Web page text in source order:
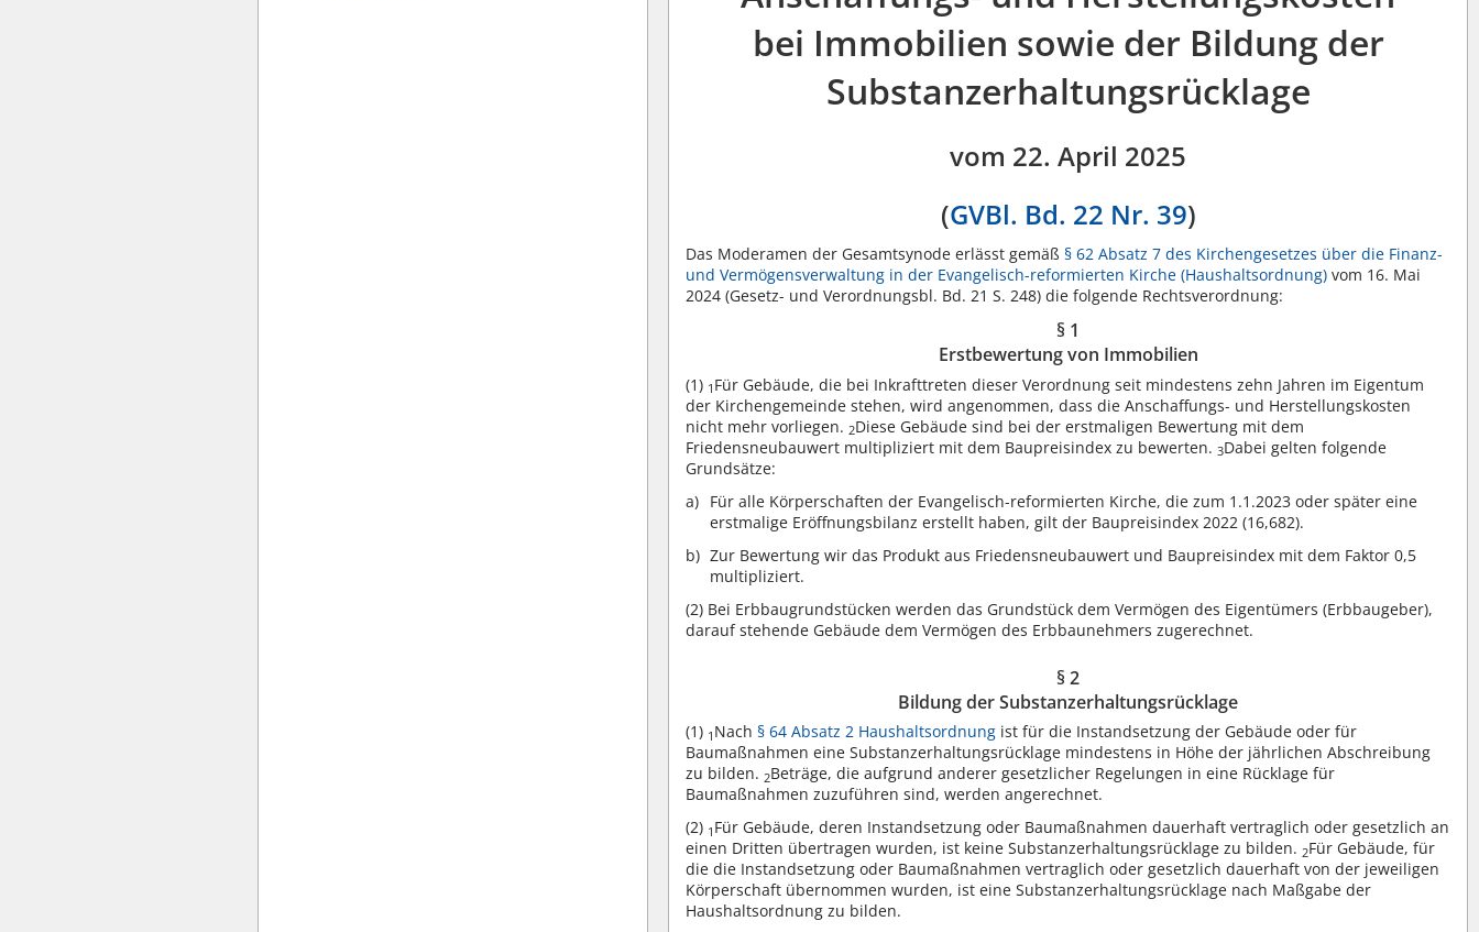
bei Immobilien sowie der Bildung der
Substanzerhaltungsrücklage
vom 22. April 2025
(GVBl. Bd. 22 Nr. 39)
Das Moderamen der Gesamtsynode erlässt gemäß§ 62 Absatz 7 des Kirchengesetzes über die Finanz-
und Vermögensverwaltung in der Evangelisch-reformierten Kirche (Haushaltsordnung) vom 16. Mai
2024 (Gesetz- und Verordnungsbl. Bd. 21 S. 248) die folgende Rechtsverordnung:
§ 1
Erstbewertung von Immobilien
(1) 1 Für Gebäude, die bei Inkrafttreten dieser Verordnung seit mindestens zehn Jahren im Eigentum
der Kirchengemeinde stehen, wird angenommen, dass die Anschaffungs- und Herstellungskosten
nicht mehr vorliegen. 2Diese Gebäude sind bei der erstmaligen Bewertung mit dem
Friedensneubauwert multipliziert mit dem Baupreisindex zu bewerten.3Dabei gelten folgende
Grundsätze:
Für alle Körperschaften der Evangelisch-reformierten Kirche, die zum 1.1.2023 oder später eine
erstmalige Eröffnungsbilanz erstellt haben, gilt der Baupreisindex 2022 (16,682).
Zur Bewertung wir das Produkt aus Friedensneubauwert und Baupreisindex mit dem Faktor 0,5
multipliziert.
(2) Bei Erbbaugrundstücken werden das Grundstück dem Vermögen des Eigentümers (Erbbaugeber),
darauf stehende Gebäude dem Vermögen des Erbbaunehmers zugerechnet.
§ 2
Bildung der Substanzerhaltungsrücklage
(1) 1 Nach§ 64 Absatz 2 Haushaltsordnung ist für die Instandsetzung der Gebäude oder für
Baumaßnahmen eine Substanzerhaltungsrücklage mindestens in Höhe der jährlichen Abschreibung
zu bilden. 2Beträge, die aufgrund anderer gesetzlicher Regelungen in eine Rücklage für
Baumaßnahmen zuzuführen sind, werden angerechnet.
(2) 1 Für Gebäude, deren Instandsetzung oder Baumaßnahmen dauerhaft vertraglich oder gesetzlich an
einen Dritten übertragen wurden, ist keine Substanzerhaltungsrücklage zu bilden. 2Für Gebäude, für
die die Instandsetzung oder Baumaßnahmen vertraglich oder gesetzlich dauerhaft von der jeweiligen
Körperschaft übernommen wurden, ist eine Substanzerhaltungsrücklage nach Maßgabe der
Haushaltsordnung zu bilden.